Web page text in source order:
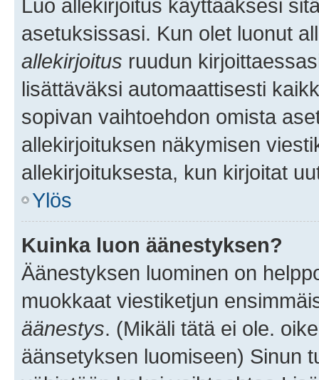
Luo allekirjoitus käyttääksesi
asetuksissasi. Kun olet luonut
allekirjoitus ruudun
lisättäväksi automaattisesti
sopivan vaihtoehdon omista
allekirjoituksen näkymisen
allekirjoituksesta, kun kirjoitat
Ylös
Kuinka luon äänestyksen?
Äänestyksen luominen on
muokkaat viestiketjun
äänestys. (Mikäli tätä ei ole.
äänsetyksen luomiseen) Sinun